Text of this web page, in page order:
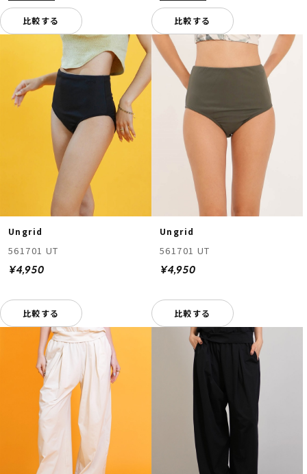
比較する 比較する
Ungrid
561701 UT
¥4,950
比較する
Ungrid
561701 UT
¥4,950
比較する